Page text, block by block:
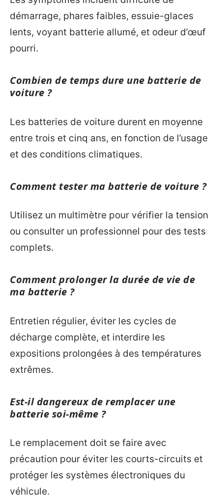
démarrage, phares faibles, essuie-glaces
lents, voyant batterie allumé, et odeur d’œuf
pourri.
Combien de temps dure une batterie de
voiture ?
Les batteries de voiture durent en moyenne
entre trois et cinq ans, en fonction de l’usage
et des conditions climatiques.
Comment tester ma batterie de voiture ?
Utilisez un multimètre pour vérifier la tension
ou consulter un professionnel pour des tests
complets.
Comment prolonger la durée de vie de
ma batterie ?
Entretien régulier, éviter les cycles de
décharge complète, et interdire les
expositions prolongées à des températures
extrêmes.
Est-il dangereux de remplacer une
batterie soi-même ?
Le remplacement doit se faire avec
précaution pour éviter les courts-circuits et
protéger les systèmes électroniques du
véhicule.